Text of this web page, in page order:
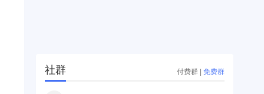
社群 付费群 | 免费群